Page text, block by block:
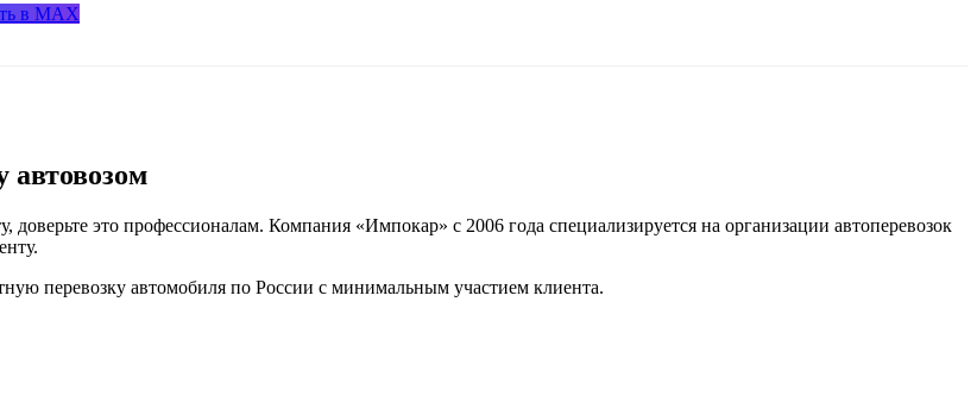
в MAX
автовозом
это профессионалам. Компания «Импокар» с 2006 года специализируется на организации автоперевозок
перевозку автомобиля по России с минимальным участием клиента.